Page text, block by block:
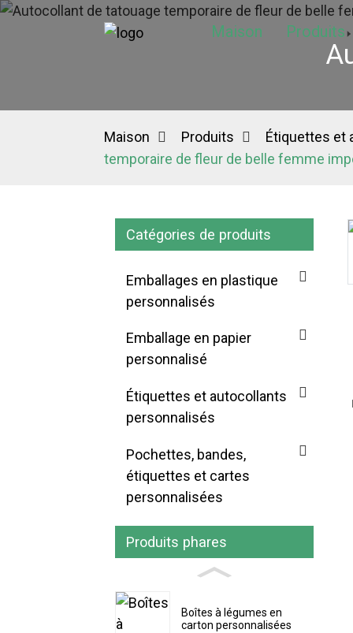
Maison Produits
Maison Produits
Étiquettes et
temporaire de fleur de belle femme
Catégories de produits
Emballages en plastique
personnalisés
Emballage en papier
personnalisé
Étiquettes et autocollants
personnalisés
Pochettes, bandes,
étiquettes et cartes
personnalisées
Produits phares
Boîtes à légumes en
carton personnalisées
Loading...
Loading...